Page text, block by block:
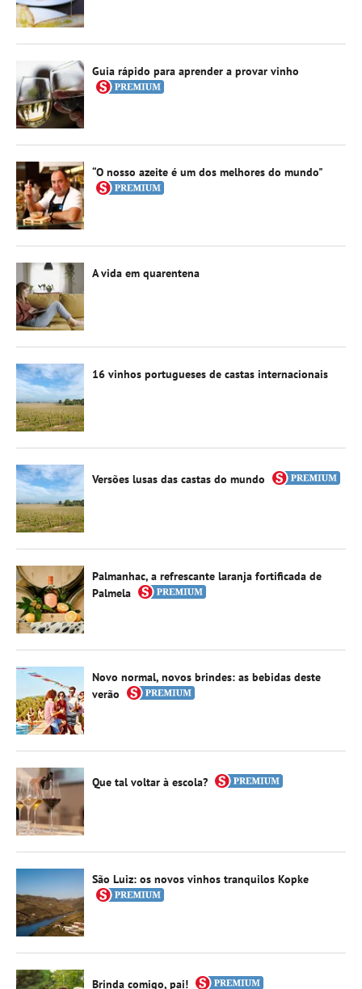
Guia rápido para aprender a provar vinho
“O nosso azeite é um dos melhores do mundo"
A vida em quarentena
16 vinhos portugueses de castas internacionais
Versões lusas das castas do mundo
Palmanhac, a refrescante laranja fortificada de
Palmela
Novo normal, novos brindes: as bebidas deste
verão
Que tal voltar à escola?
São Luiz: os novos vinhos tranquilos Kopke
Brinda comigo, pai!